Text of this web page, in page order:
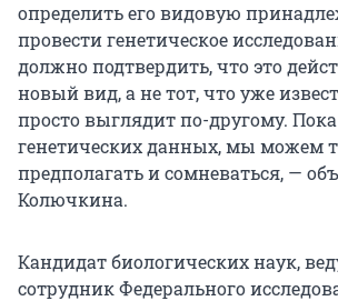
определить его видовую
провести генетическое
должно подтвердить, что это
новый вид, а не тот, что уже
просто выглядит по-другому.
генетических данных, мы можем
предполагать и сомневаться, —
Колючкина.
Кандидат биологических наук,
сотрудник Федерального